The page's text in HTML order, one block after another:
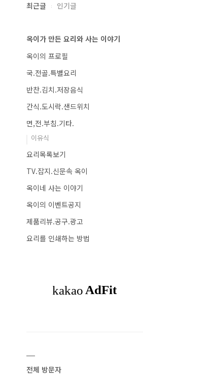
최근글 인기글
옥이가 만든 요리와 사는 이야기
옥이의 프로필
국.전골.특별요리
반찬.김치.저장음식
간식.도시락.샌드위치
면,전.부침.기타.
이유식
요리목록보기
TV.잡지.신문속 옥이
옥이네 사는 이야기
옥이의 이벤트공지
제품리뷰.공구.광고
요리를 인쇄하는 방법
전체 방문자